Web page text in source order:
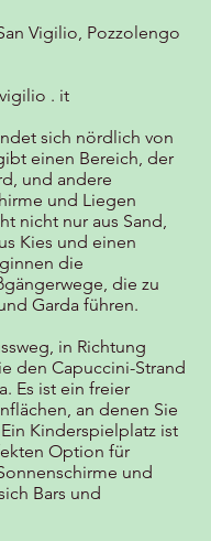
Vigilio, Pozzolengo
. it
sich nördlich von
einen Bereich, der
und andere
und Liegen
nicht nur aus Sand,
Kies und einen
die
die zu
Garda führen.
in Richtung
den Capuccini-Strand
Es ist ein freier
an denen Sie
Kinderspielplatz ist
Option für
und
Bars und